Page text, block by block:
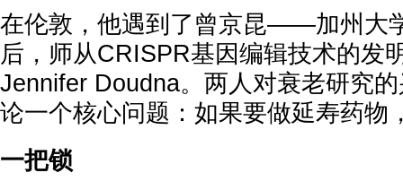
在伦敦，他遇到了曾京昆——加州大
后，师从CRISPR基因编辑技术的发
Jennifer Doudna。两人对衰老研究
论一个核心问题：如果要做延寿药物
一把锁